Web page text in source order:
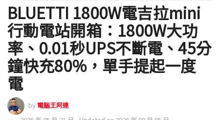
BLUETTI 1800W電吉拉mini
行動電站開箱：1800W大功
率、0.01秒UPS不斷電、45分
鐘快充80%，單手提起一度
電
by 電腦王阿達